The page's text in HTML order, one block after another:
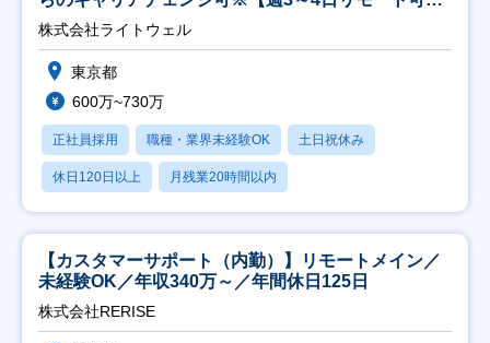
能】
株式会社ライトウェル
東京都
600万~730万
正社員採用 職種・業界未経験OK 土日祝休み
休日120日以上 月残業20時間以内
【カスタマーサポート（内勤）】リモートメイン／
未経験OK／年収340万～／年間休日125日
株式会社RERISE